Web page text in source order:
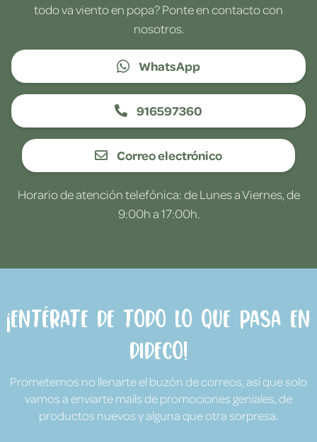
todo va viento en popa? Ponte en contacto con
nosotros.
WhatsApp
916597360
Correo electrónico
Horario de atención telefónica: de Lunes a Viernes, de
9:00h a 17:00h.
¡Entérate de todo lo que pasa en
Dideco!
Prometemos no llenarte el buzón de correos, así que solo
vamos a enviarte mails de promociones geniales, de
productos nuevos y alguna que otra sorpresa.